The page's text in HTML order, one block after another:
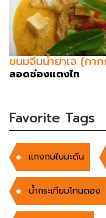
ขนมจีนน้ำยาเจ (กา
ลอดช่องแตงไท
Favorite Tags
แกงกบใบมะดัน
น้ำกระเทียมโทนดอง